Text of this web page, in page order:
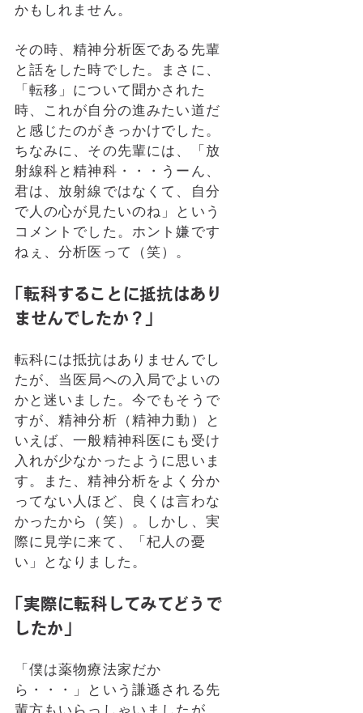
かもしれません。
その時、精神分析医である先輩
と話をした時でした。まさに、
「転移」について聞かされた
時、これが自分の進みたい道だ
と感じたのがきっかけでした。
ちなみに、その先輩には、「放
射線科と精神科・・・うーん、
君は、放射線ではなくて、自分
で人の心が見たいのね」という
コメントでした。ホント嫌です
ねぇ、分析医って（笑）。
「転科することに抵抗はあり
ませんでしたか？」
転科には抵抗はありませんでし
たが、当医局への入局でよいの
かと迷いました。今でもそうで
すが、精神分析（精神力動）と
いえば、一般精神科医にも受け
入れが少なかったように思いま
す。また、精神分析をよく分か
ってない人ほど、良くは言わな
かったから（笑）。しかし、実
際に見学に来て、「杞人の憂
い」となりました。
「実際に転科してみてどうで
したか」
「僕は薬物療法家だか
ら・・・」という謙遜される先